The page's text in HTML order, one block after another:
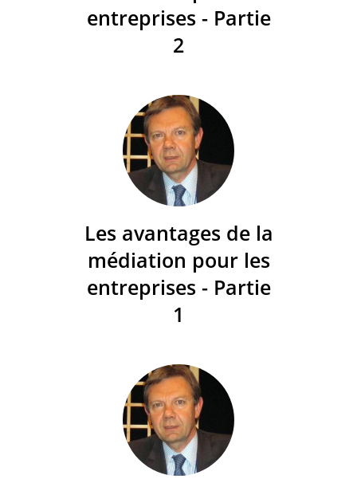
entreprises - Partie
2
Les avantages de la
médiation pour les
entreprises - Partie
1